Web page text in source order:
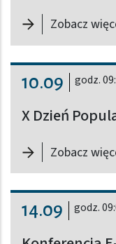
Zobacz
10.09 godz.
X Dzień
Zobacz
14.09 godz.